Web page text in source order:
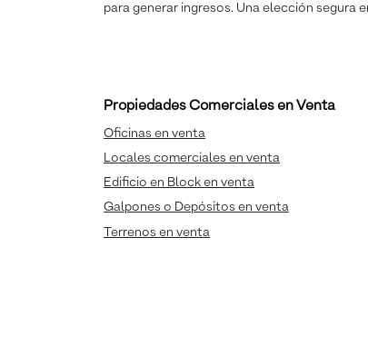
para generar ingresos. Una elección segura
Propiedades Comerciales en Venta
Oficinas en venta
Locales comerciales en venta
Edificio en Block en venta
Galpones o Depósitos en venta
Terrenos en venta